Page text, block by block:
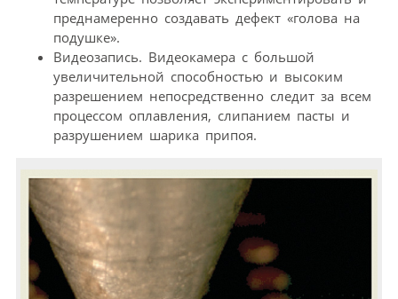
преднамеренно создавать дефект «голова на
подушке».
Видеозапись. Видеокамера с большой
увеличительной способностью и высоким
разрешением непосредственно следит за всем
процессом оплавления, слипанием пасты и
разрушением шарика припоя.